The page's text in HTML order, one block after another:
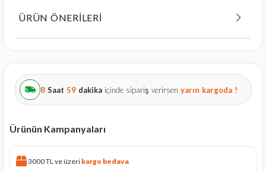
ÜRÜN ÖNERILERI
8 Saat 59 dakika içinde sipariş verirsen yarın kargoda !
Ürünün Kampanyaları
3000 TL ve üzeri kargo bedava